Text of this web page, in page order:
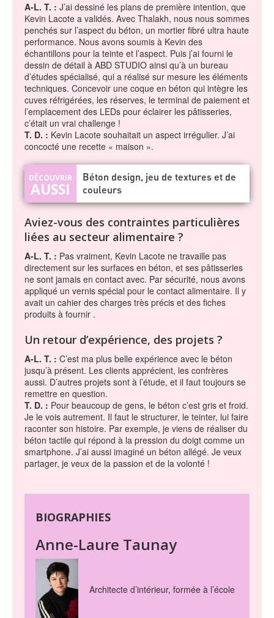
A-L. T. : J’ai dessiné les plans de première intention, que
Kevin Lacote a validés. Avec Thalakh, nous nous sommes
penchés sur l’aspect du béton, un mortier fibré ultra haute
performance. Nous avons soumis à Kevin des
échantillons pour la teinte et l’aspect. Puis j’ai fourni le
dessin de détail à ABD STUDIO ainsi qu’à un bureau
d’études spécialisé, qui a réalisé sur mesure les éléments
techniques. Concevoir une coque en béton qui intègre les
cuves réfrigérées, les réserves, le terminal de paiement et
l’emplacement des LEDs pour éclairer les pâtisseries,
c’était un vrai challenge !
T. D. : Kevin Lacote souhaitait un aspect irrégulier. J’ai
concocté une recette « maison ».
Béton design, jeu de textures et de
couleurs
Aviez-vous des contraintes particulières
liées au secteur alimentaire ?
A-L. T. : Pas vraiment, Kevin Lacote ne travaille pas
directement sur les surfaces en béton, et ses pâtisseries
ne sont jamais en contact avec. Par sécurité, nous avons
appliqué un vernis spécial pour le contact alimentaire. Il y
avait un cahier des charges très précis et des fiches
produits à fournir .
Un retour d’expérience, des projets ?
A-L. T. : C’est ma plus belle expérience avec le béton
jusqu’à présent. Les clients apprécient, les confrères
aussi. D’autres projets sont à l’étude, et il faut toujours se
remettre en question.
T. D. : Pour beaucoup de gens, le béton c’est gris et froid.
Je le vois autrement. Il faut le structurer, le teinter, lui faire
raconter son histoire. Par exemple, je viens de réaliser du
béton tactile qui répond à la pression du doigt comme un
smartphone. J’ai aussi imaginé un béton allégé. Je veux
partager, je veux de la passion et de la volonté !
BIOGRAPHIES
Anne-Laure Taunay
Architecte d’intérieur, formée à l’école